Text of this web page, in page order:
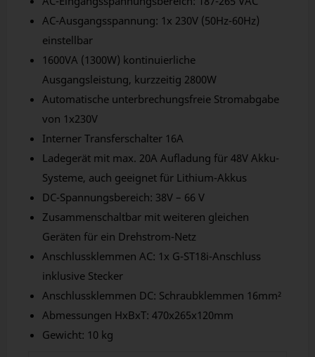
AC-Ausgangsspannung: 1x 230V (50Hz-60Hz)
einstellbar
1600VA (1300W) kontinuierliche
Ausgangsleistung, kurzzeitig 2800W
Automatische unterbrechungsfreie Stromabgabe
von 1x230V
Interner Transferschalter 16A
Ladegerät mit max. 20A Aufladung für 48V Akku-
Systeme, auch geeignet für Lithium-Akkus
DC-Spannungsbereich: 38V – 66 V
Zusammenschaltbar mit weiteren gleichen
Geräten für ein Drehstrom-Netz
Anschlussklemmen AC: 1x G-ST18i-Anschluss
inklusive Stecker
Anschlussklemmen DC: Schraubklemmen 16mm²
Abmessungen HxBxT: 470x265x120mm
Gewicht: 10 kg